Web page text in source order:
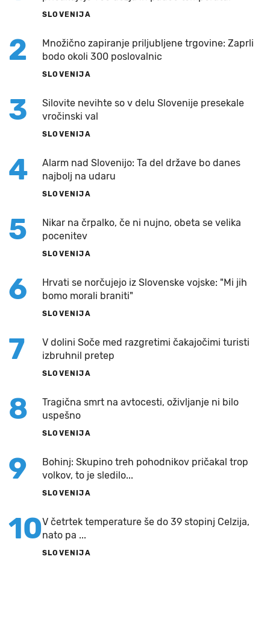
SLOVENIJA
2
Množično zapiranje priljubljene trgovine: Zaprli
bodo okoli 300 poslovalnic
SLOVENIJA
3
Silovite nevihte so v delu Slovenije presekale
vročinski val
SLOVENIJA
4
Alarm nad Slovenijo: Ta del države bo danes
najbolj na udaru
SLOVENIJA
5
Nikar na črpalko, če ni nujno, obeta se velika
pocenitev
SLOVENIJA
6
Hrvati se norčujejo iz Slovenske vojske: "Mi jih
bomo morali braniti"
SLOVENIJA
7
V dolini Soče med razgretimi čakajočimi turisti
izbruhnil pretep
SLOVENIJA
8
Tragična smrt na avtocesti, oživljanje ni bilo
uspešno
SLOVENIJA
9
Bohinj: Skupino treh pohodnikov pričakal trop
volkov, to je sledilo...
SLOVENIJA
10V četrtek temperature še do 39 stopinj Celzija,
nato pa ...
SLOVENIJA